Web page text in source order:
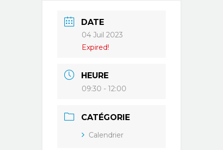
DATE
04 Juil 2023
Expired!
HEURE
09:30 - 12:00
CATÉGORIE
Calendrier